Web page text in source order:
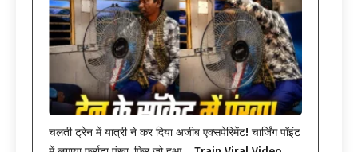
चलती ट्रेन में यात्री ने कर दिया अजीब एक्सपेरिमेंट! चार्जिंग पॉइंट